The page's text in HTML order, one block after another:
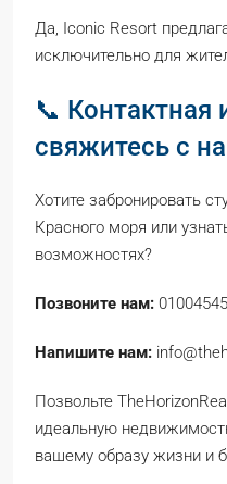
Да, Iconic Resort
исключительно для
📞
свяжитесь с
Хотите забронировать
Красного моря или
возможностях?
Позвоните нам:
Напишите нам:
Позвольте
идеальную
вашему образу жизни и